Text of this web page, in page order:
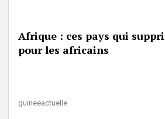
Afrique : ces pays qui
pour les africains
guineeactuelle